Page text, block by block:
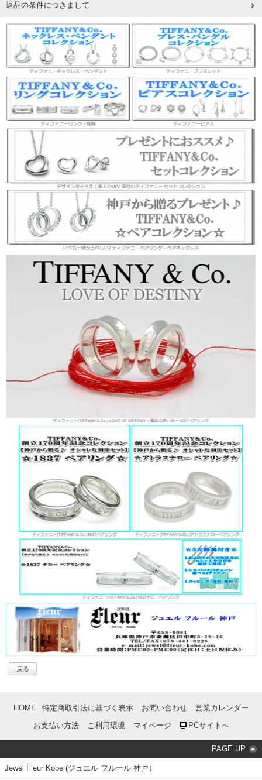
返品の条件につきまして
戻る
HOME 特定商取引法に基づく表示 お問い合わせ
営業カレンダー
お支払い方法
ご利用環境 マイページ PCサイトへ
PAGE UP
Jewel Fleur Kobe (ジュエル フルール 神戸）